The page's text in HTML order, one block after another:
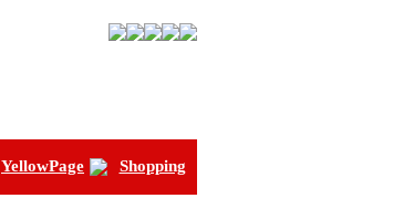
YellowPage Shopping